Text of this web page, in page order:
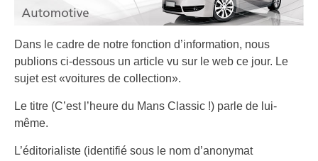
Dans le cadre de notre fonction d’information, nous
publions ci-dessous un article vu sur le web ce jour. Le
sujet est «voitures de collection».
Le titre (C’est l’heure du Mans Classic !) parle de lui-
même.
L’éditorialiste (identifié sous le nom d’anonymat